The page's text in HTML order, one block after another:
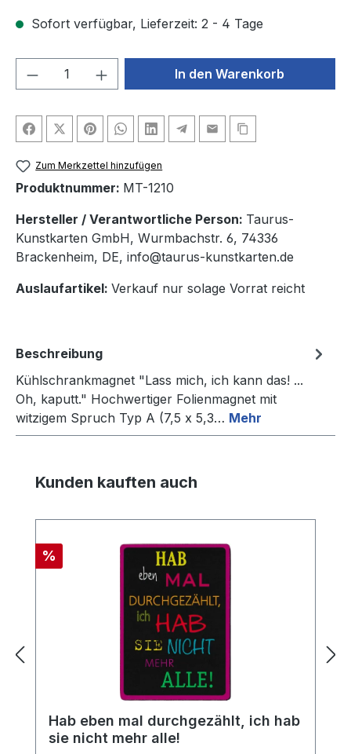
Sofort verfügbar, Lieferzeit: 2 - 4 Tage
Produkt Anzahl: Gib denIn den Warenkorb
Zum Merkzettel hinzufügen
Produktnummer: MT-1210
Hersteller / Verantwortliche Person: Taurus-
Kunstkarten GmbH, Wurmbachstr. 6, 74336
Brackenheim, DE, info@taurus-kunstkarten.de
Auslaufartikel: Verkauf nur solage Vorrat reicht
Beschreibung
Kühlschrankmagnet "Lass mich, ich kann das! ...
Oh, kaputt." Hochwertiger Folienmagnet mit
witzigem Spruch Typ A (7,5 x 5,3… Mehr
Produktgalerie überspringen
Kunden kauften auch
Rabatt
%
Hab eben mal durchgezählt, ich hab
sie nicht mehr alle!